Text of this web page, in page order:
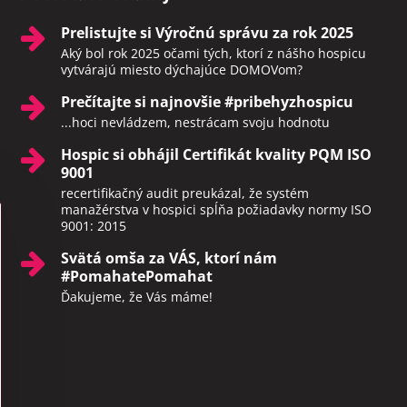
Prelistujte si Výročnú správu za rok 2025
Aký bol rok 2025 očami tých, ktorí z nášho hospicu
vytvárajú miesto dýchajúce DOMOVom?
Prečítajte si najnovšie #pribehyzhospicu
...hoci nevládzem, nestrácam svoju hodnotu
Hospic si obhájil Certifikát kvality PQM ISO
9001
recertifikačný audit preukázal, že systém
manažérstva v hospici spĺňa požiadavky normy ISO
9001: 2015
Svätá omša za VÁS, ktorí nám
#PomahatePomahat
Ďakujeme, že Vás máme!